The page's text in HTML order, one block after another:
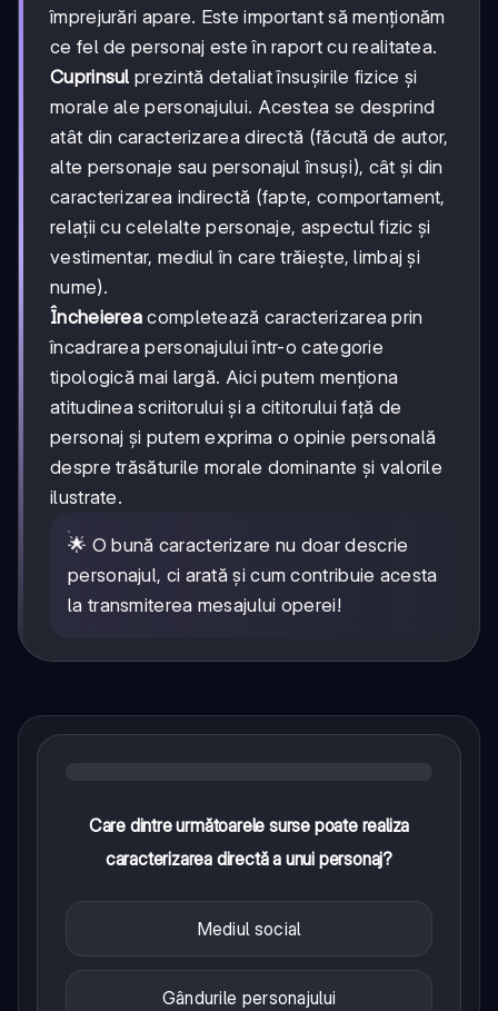
împrejurări apare. Este important să menționăm
ce fel de personaj este în raport cu realitatea.
Cuprinsul prezintă detaliat însușirile fizice și
morale ale personajului. Acestea se desprind
atât din caracterizarea directă (făcută de autor,
alte personaje sau personajul însuși), cât și din
caracterizarea indirectă (fapte, comportament,
relații cu celelalte personaje, aspectul fizic și
vestimentar, mediul în care trăiește, limbaj și
nume).
Încheierea completează caracterizarea prin
încadrarea personajului într-o categorie
tipologică mai largă. Aici putem menționa
atitudinea scriitorului și a cititorului față de
personaj și putem exprima o opinie personală
despre trăsăturile morale dominante și valorile
ilustrate.
🌟 O bună caracterizare nu doar descrie
personajul, ci arată și cum contribuie acesta
la transmiterea mesajului operei!
Care dintre următoarele surse poate realiza
caracterizarea directă a unui personaj?
Mediul social
Gândurile personajului